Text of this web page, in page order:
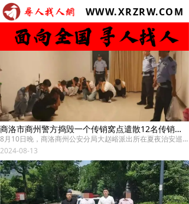
WWW.XRZRW.COM
商洛市商州警方捣毁一个传销窝点遣散12名传销人员
8月10日晚，商洛商州公安分局大赵峪派出所在夏夜治安巡查宣防统一行动中，根据前期摸排线索，在辖区刘塬社区成功捣毁一传销窝点，遣散12名传销人员。
2024-08-13